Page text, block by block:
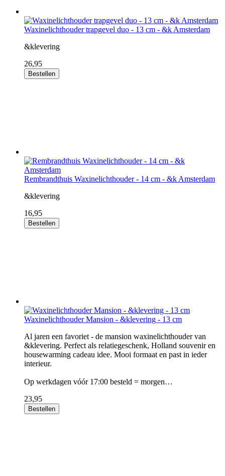
Waxinelichthouder trapgevel duo - 13 cm - &k Amsterdam
&klevering
26,95
Bestellen
Rembrandthuis Waxinelichthouder - 14 cm - &k Amsterdam
&klevering
16,95
Bestellen
Waxinelichthouder Mansion - &klevering - 13 cm
Al jaren een favoriet - de mansion waxinelichthouder van
&klevering. Perfect als relatiegeschenk, Holland souvenir en
housewarming cadeau idee. Mooi formaat en past in ieder
interieur.
Op werkdagen vóór 17:00 besteld = morgen…
23,95
Bestellen